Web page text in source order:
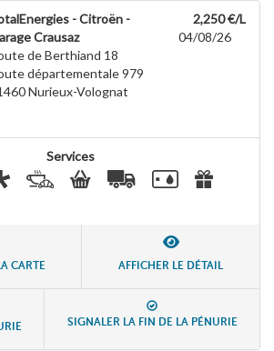
- Citroën -
Crausaz
de Berthiand 18
départementale 979
Nurieux-Volognat
2,250 €/L
04/08/26
Services
CARTE AFFICHER LE DÉTAIL
SIGNALER LA FIN DE LA PÉNURIE